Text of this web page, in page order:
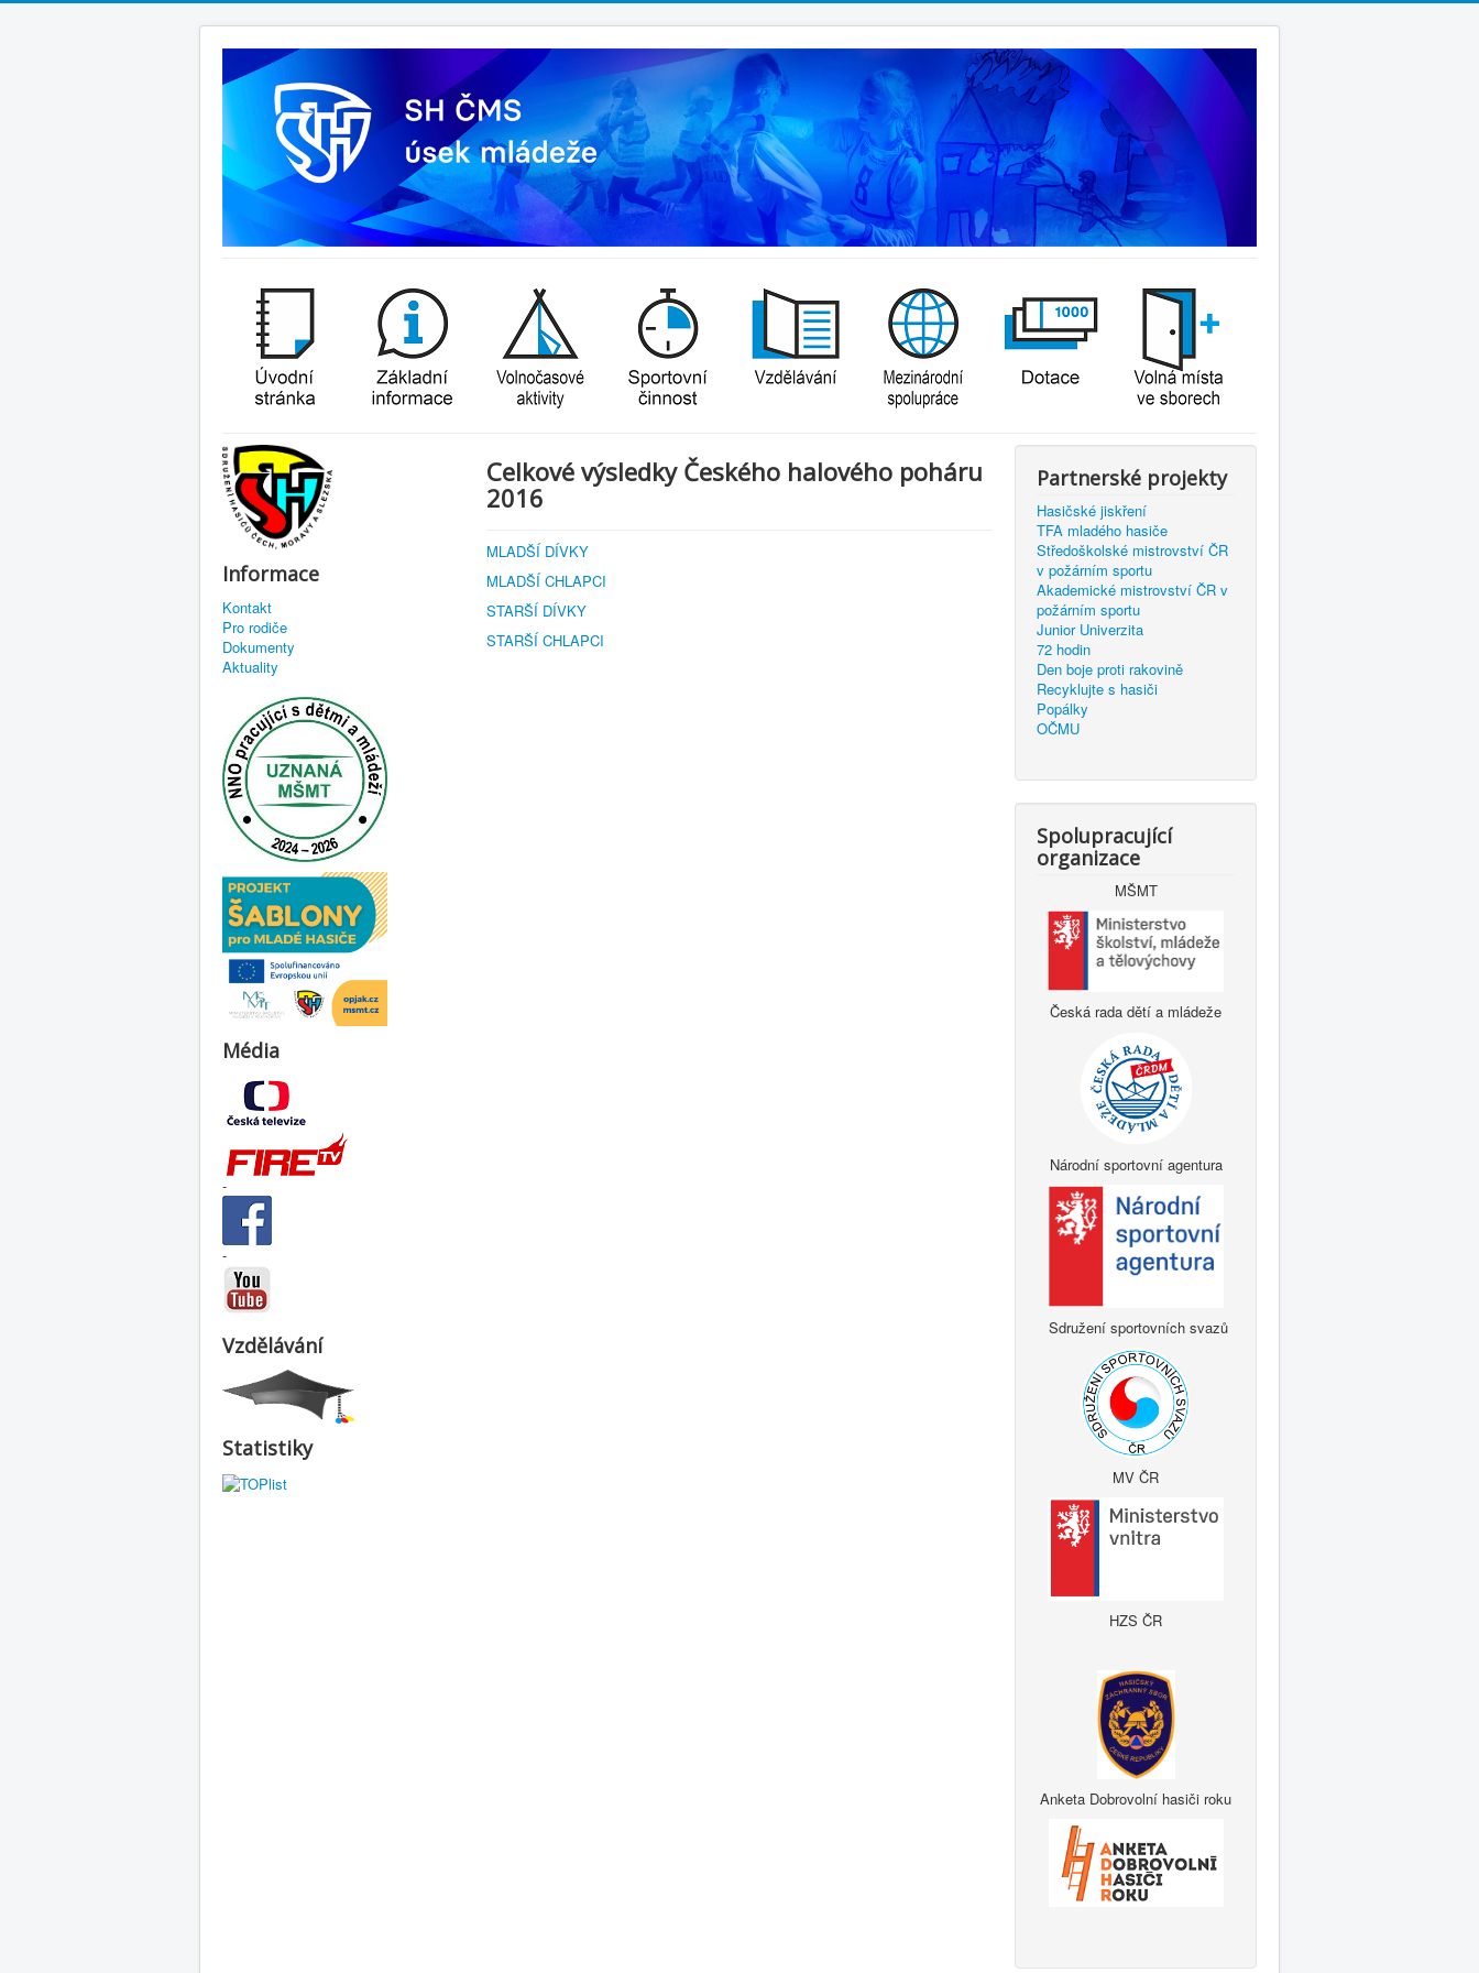
Informace
Kontakt
Pro rodiče
Dokumenty
Aktuality
Média
-
-
Vzdělávání
Statistiky
Celkové výsledky Českého halového poháru
2016
MLADŠÍ DÍVKY
MLADŠÍ CHLAPCI
STARŠÍ DÍVKY
STARŠÍ CHLAPCI
Partnerské projekty
Hasičské jiskření
TFA mladého hasiče
Středoškolské mistrovství ČR
v požárním sportu
Akademické mistrovství ČR v
požárním sportu
Junior Univerzita
72 hodin
Den boje proti rakovině
Recyklujte s hasiči
Popálky
OČMU
Spolupracující
organizace
MŠMT
Česká rada dětí a mládeže
Národní sportovní agentura
Sdružení sportovních svazů
MV ČR
HZS ČR
Anketa Dobrovolní hasiči roku